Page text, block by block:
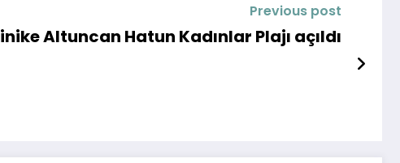
Previous post
Altuncan Hatun Kadınlar Plajı açıldı